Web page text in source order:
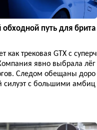
путь для брита
трековая GTX с суперч
явно выбрала лёг
Следом обещаны доро
силуэт с большими амбиц